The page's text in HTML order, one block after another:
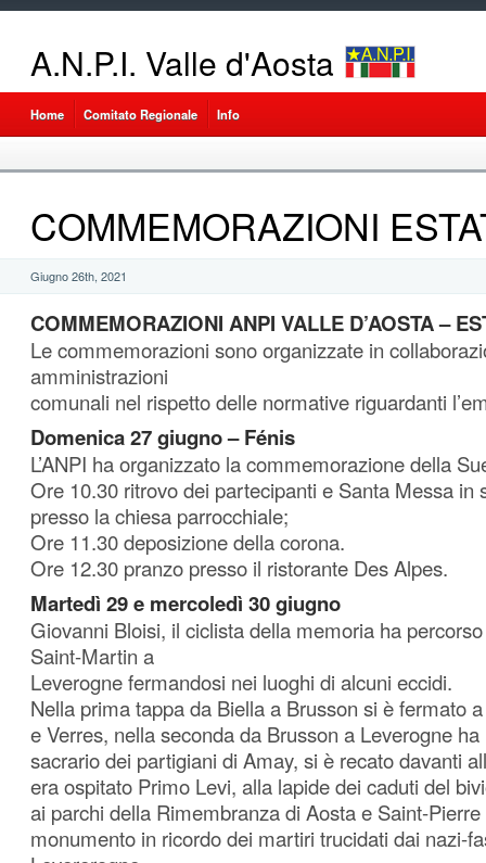
A.N.P.I. Valle d'Aosta
Home Comitato Regionale Info
COMMEMORAZIONI
Giugno 26th, 2021
COMMEMORAZIONI ANPI VALLE D’AOSTA –
Le commemorazioni sono organizzate in
amministrazioni
comunali nel rispetto delle normative riguardanti
Domenica 27 giugno – Fénis
L’ANPI ha organizzato la commemorazione della
Ore 10.30 ritrovo dei partecipanti e Santa Messa in
presso la chiesa parrocchiale;
Ore 11.30 deposizione della corona.
Ore 12.30 pranzo presso il ristorante Des Alpes.
Martedì 29 e mercoledì 30 giugno
Giovanni Bloisi, il ciclista della memoria ha
Saint-Martin a
Leverogne fermandosi nei luoghi di alcuni eccidi.
Nella prima tappa da Biella a Brusson si è fermato
e Verres, nella seconda da Brusson a Leverogne
sacrario dei partigiani di Amay, si è recato davanti
era ospitato Primo Levi, alla lapide dei caduti del
ai parchi della Rimembranza di Aosta e Saint-
monumento in ricordo dei martiri trucidati dai nazi-